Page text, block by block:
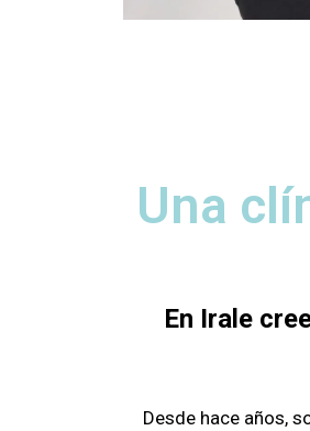
Una
En Irale
Desde hace años,